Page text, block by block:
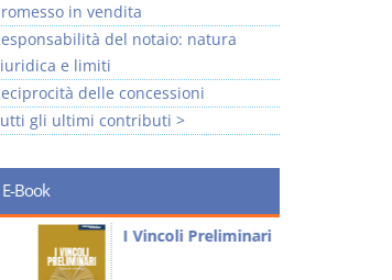
in vendita
del notaio: natura
e limiti
delle concessioni
gli ultimi contributi >
E-Book
I Vincoli Preliminari